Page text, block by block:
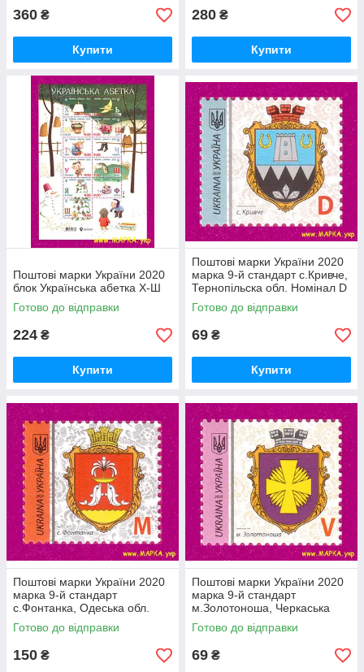
360 ₴
Купити
280 ₴
Купити
Поштові марки України 2020
блок Українська абетка Х-Ш
Готово до відправки
224 ₴
Купити
Поштові марки України 2020
марка 9-й стандарт с.Кривче,
Тернопільска обл. Номінал D
Готово до відправки
69 ₴
Купити
Поштові марки України 2020
марка 9-й стандарт
с.Фонтанка, Одеська обл.
Номінал M
Готово до відправки
150 ₴
Поштові марки України 2020
марка 9-й стандарт
м.Золотоноша, Черкаська
обл. Номінал V
Готово до відправки
69 ₴